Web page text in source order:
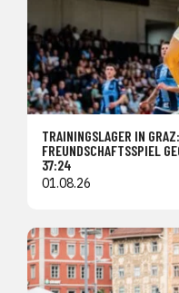
TRAININGSLAGER IN
FREUNDSCHAFTSSPIEL
37:24
01.08.26